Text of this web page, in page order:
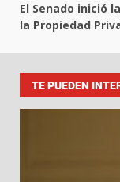
El Senado inició
la Propiedad
TE PUEDEN